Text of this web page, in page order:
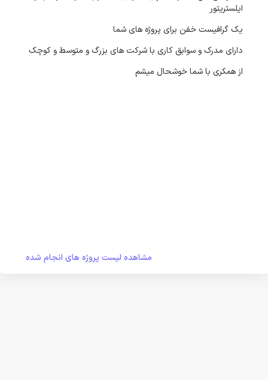
ایلستریتور
یک گرافیست خفن برای پروژه های شما
دارای مدرک و سوابق کاری با شرکت های بزرگ و متوسط و کوچک
از همکری با شما خوشحال میشم
مشاهده لیست پروژه های انجام شده